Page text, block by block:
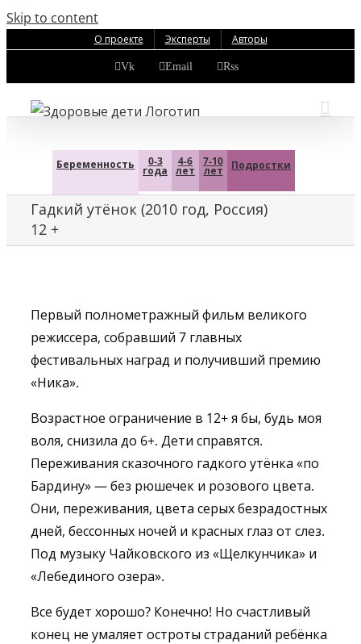
Skip to content
О проекте Эксперты Авторы
Vk Email Rss
Беременность 0-3
года
4-6
лет
7-10
лет Подростки
Гадкий утёнок (2010 год, Россия)
12 +
Первый полнометражный фильм великого
режиссера, собравший 7 главных
фестивальных наград и получивший премию
«Ника».
Возрастное ограничение в 12+ я бы, будь моя
воля, снизила до 6+. Дети справятся.
Переживания сказочного гадкого утёнка «по
Бардину» — без рюшечек и розового цвета.
Они, переживания, цвета серых безрадостных
дней, бессонных ночей и красных глаз от слез.
Под музыку Чайковского из «Щелкунчика» и
«Лебединого озера».
Все будет хорошо? Конечно! Но счастливый
конец не умаляет остроты страданий ребёнка